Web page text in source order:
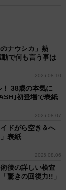
ナウシカ」熱
で何も言う事は
2026.08.10
！ 38歳の本気に
｣初登場で表紙
2026.08.07
ドがら空き＆へ
表紙
2026.08.06
後の詳しい検査
驚きの回復力!!」